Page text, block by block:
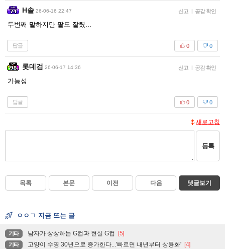
H솔 26-06-16 22:47 신고 | 공감 확인
두번째 말하지만 팔도 잘렸...
답글 0
0
롯데검 26-06-17 14:36 신고 | 공감 확인
가능성
답글 0
0
새로고침
등록
목록 본문 이전 다음 댓글보기
ㅇㅇㄱ 지금 뜨는 글
기타 남자가 상상하는 G컵과 현실 G컵 [5]
기타 고양이 수명 30년으로 증가한다...'빠르면 내년부터 상용화' [4]